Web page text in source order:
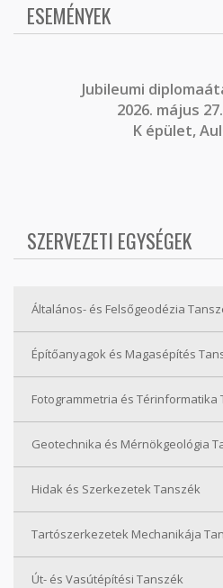
ESEMÉNYEK
Jubileumi
2026. május
K épület,
SZERVEZETI EGYSÉGEK
Általános- és Felsőgeodézia
Építőanyagok és Magasépítés
Fotogrammetria és Térinformatika
Geotechnika és Mérnökgeológia
Hidak és Szerkezetek Tanszék
Tartószerkezetek Mechanikája
Út- és Vasútépítési Tanszék